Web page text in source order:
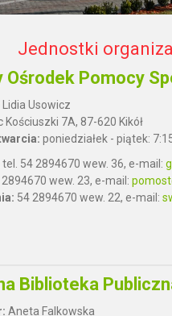
Jednostki
Ośrodek Pomocy
Lidia Usowicz
Kościuszki 7A, 87-620 Kikół
poniedziałek - piątek:
tel. 54 2894670 wew. 36, e-mail:
2894670 wew. 23, e-mail:
54 2894670 wew. 22, e-mail:
Biblioteka
Aneta Falkowska